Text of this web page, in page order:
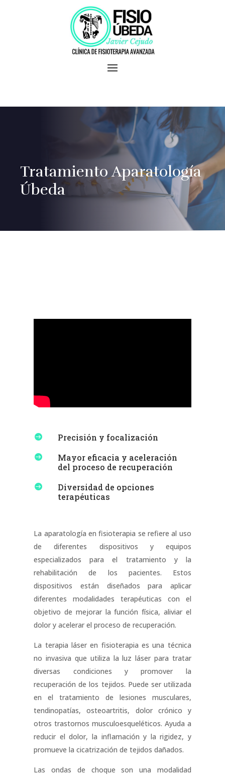
Tratamiento Aparatología
Úbeda
 Precisión y focalización

Mayor eficacia y aceleración
del proceso de recuperación

Diversidad de opciones
terapéuticas
La aparatología en fisioterapia se refiere al uso
de diferentes dispositivos y equipos
especializados para el tratamiento y la
rehabilitación de los pacientes. Estos
dispositivos están diseñados para aplicar
diferentes modalidades terapéuticas con el
objetivo de mejorar la función física, aliviar el
dolor y acelerar el proceso de recuperación.
La terapia láser en fisioterapia es una técnica
no invasiva que utiliza la luz láser para tratar
diversas condiciones y promover la
recuperación de los tejidos. Puede ser utilizada
en el tratamiento de lesiones musculares,
tendinopatías, osteoartritis, dolor crónico y
otros trastornos musculoesqueléticos. Ayuda a
reducir el dolor, la inflamación y la rigidez, y
promueve la cicatrización de tejidos dañados.
Las ondas de choque son una modalidad